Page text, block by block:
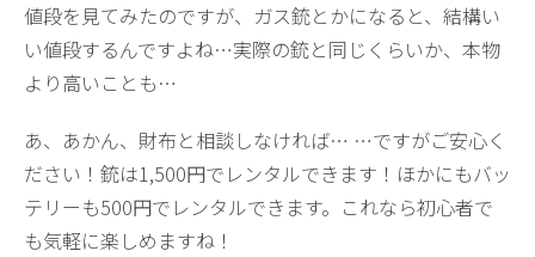
値段を見てみたのですが、ガス銃とかになると、結構い
い値段するんですよね…実際の銃と同じくらいか、本物
より高いことも…
あ、あかん、財布と相談しなければ… …ですがご安心く
ださい！銃は1,500円でレンタルできます！ほかにもバッ
テリーも500円でレンタルできます。これなら初心者で
も気軽に楽しめますね！